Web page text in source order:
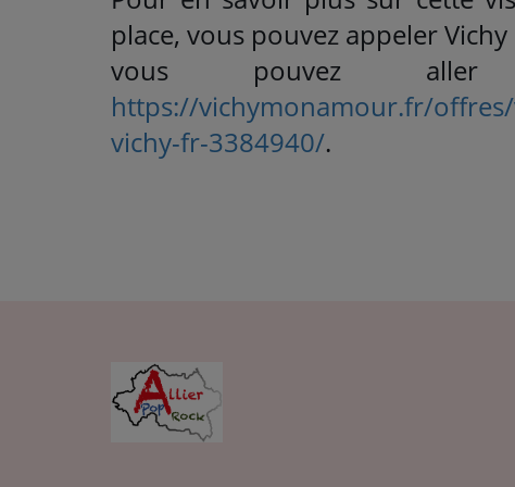
place, vous pouvez appeler
vous pouvez
https://vichymonamour.fr/offres/
vichy-fr-3384940/.